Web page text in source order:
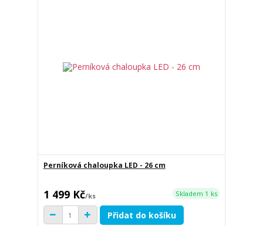
Perníková chaloupka LED - 26 cm
1 499 Kč/ks Skladem 1 ks
Přidat do košíku